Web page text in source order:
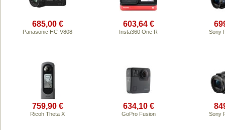
685,00 €
Panasonic HC-V808
603,64 €
Insta360 One R Sony
759,90 €
Ricoh Theta X
634,10 €
GoPro Fusion Sony